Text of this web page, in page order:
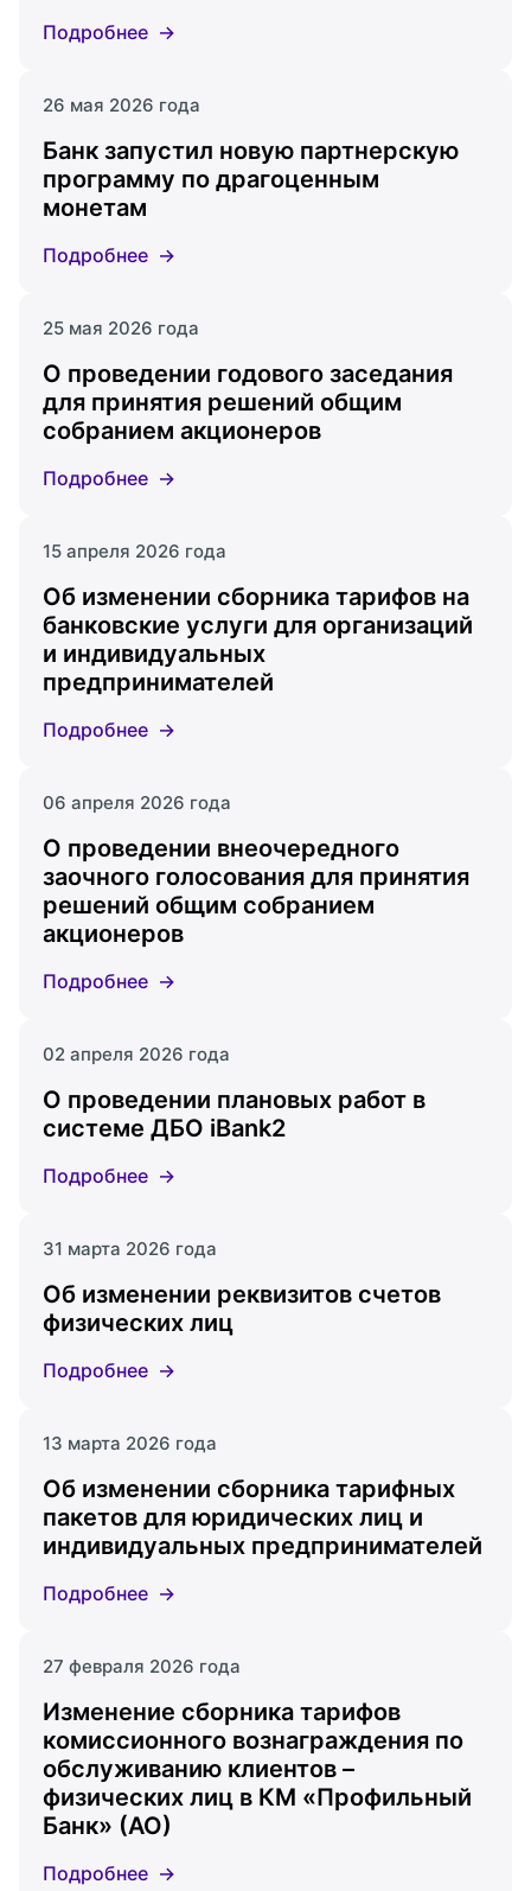
Подробнее
26 мая 2026 года
Банк запустил новую партнерскую
программу по драгоценным
монетам
Подробнее
25 мая 2026 года
О проведении годового заседания
для принятия решений общим
собранием акционеров
Подробнее
15 апреля 2026 года
Об изменении сборника тарифов на
банковские услуги для организаций
и индивидуальных
предпринимателей
Подробнее
06 апреля 2026 года
О проведении внеочередного
заочного голосования для принятия
решений общим собранием
акционеров
Подробнее
02 апреля 2026 года
О проведении плановых работ в
системе ДБО iBank2
Подробнее
31 марта 2026 года
Об изменении реквизитов счетов
физических лиц
Подробнее
13 марта 2026 года
Об изменении сборника тарифных
пакетов для юридических лиц и
индивидуальных предпринимателей
Подробнее
27 февраля 2026 года
Изменение сборника тарифов
комиссионного вознаграждения по
обслуживанию клиентов –
физических лиц в КМ «Профильный
Банк» (АО)
Подробнее